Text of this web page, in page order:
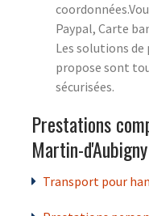
Paypal, Carte
Les solutions de
propose sont
sécurisées.
Prestations
Martin-d'Aubigny
Transport pour